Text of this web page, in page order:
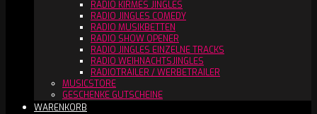
RADIO KIRMES JINGLES
RADIO JINGLES COMEDY
RADIO MUSIKBETTEN
RADIO SHOW OPENER
RADIO JINGLES EINZELNE TRACKS
RADIO WEIHNACHTSJINGLES
RADIOTRAILER / WERBETRAILER
MUSICSTORE
GESCHENKE GUTSCHEINE
WARENKORB